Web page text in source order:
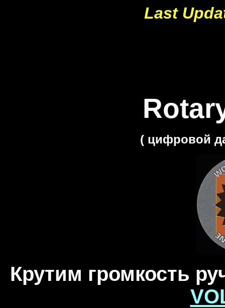
Last
( цифровой
Крутим громкость